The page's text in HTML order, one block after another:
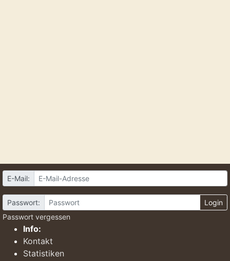
E-Mail:
Passwort:
Login
Passwort vergessen
Info:
Kontakt
Statistiken